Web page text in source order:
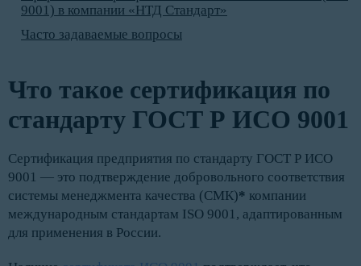
9001) в компании «НТД Стандарт»
Часто задаваемые вопросы
Что такое сертификация по
стандарту ГОСТ Р ИСО 9001
Сертификация предприятия по стандарту ГОСТ Р ИСО
9001 — это подтверждение добровольного соответствия
системы менеджмента качества (СМК)* компании
международным стандартам ISO 9001, адаптированным
для применения в России.